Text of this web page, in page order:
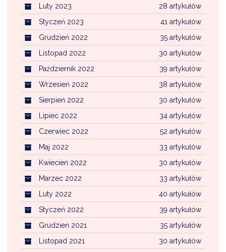
28 artykułów
Luty 2023
41 artykułów
Styczeń 2023
35 artykułów
Grudzień 2022
30 artykułów
Listopad 2022
39 artykułów
Październik 2022
38 artykułów
Wrzesień 2022
30 artykułów
Sierpień 2022
34 artykułów
Lipiec 2022
52 artykułów
Czerwiec 2022
33 artykułów
Maj 2022
30 artykułów
Kwiecień 2022
33 artykułów
Marzec 2022
40 artykułów
Luty 2022
39 artykułów
Styczeń 2022
35 artykułów
Grudzień 2021
30 artykułów
Listopad 2021